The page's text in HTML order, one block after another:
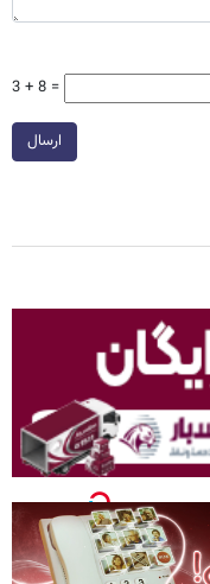
3 + 8 =
ارسال